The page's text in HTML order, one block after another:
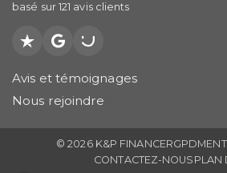
basé sur 121 avis clients
Trustpilot
GooglePagesJaunes
Avis et témoignages
Nous rejoindre
© 2026 K&P FINANCERGPD
CONTACTEZ-NOUS PLAN